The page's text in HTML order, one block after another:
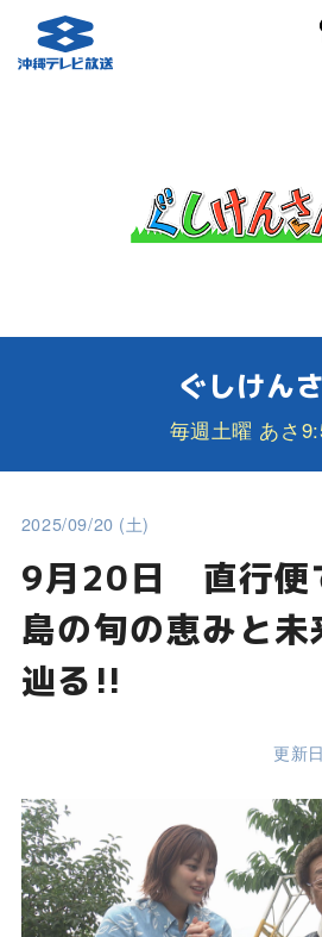
ぐしけん
毎週土曜 あさ
2025/09/20 (土)
9月20日 直行便
島の旬の恵みと未
辿る!!
更新